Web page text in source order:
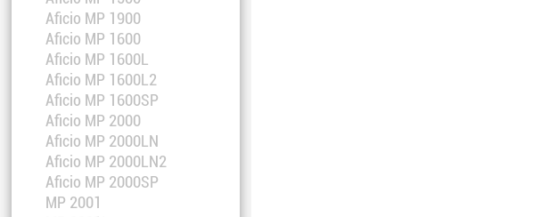
Aficio MP 1900
Aficio MP 1600
Aficio MP 1600L
Aficio MP 1600L2
Aficio MP 1600SP
Aficio MP 2000
Aficio MP 2000LN
Aficio MP 2000LN2
Aficio MP 2000SP
MP 2001